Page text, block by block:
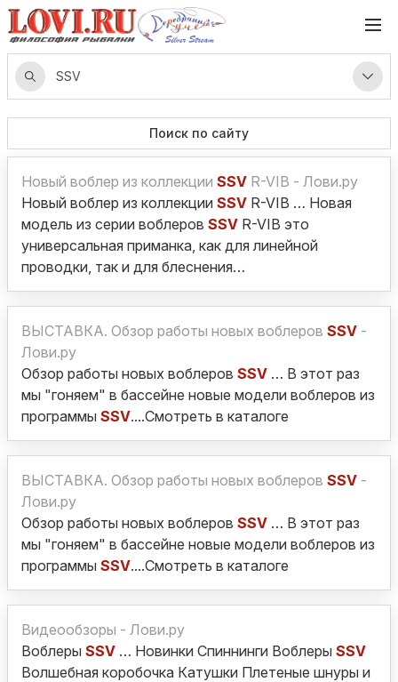
Поиск по сайту
Новый воблер из коллекции SSV R-VIB - Лови.ру
Новый воблер из коллекции SSV R-VIB … Новая
модель из серии воблеров SSV R-VIB это
универсальная приманка, как для линейной
проводки, так и для блеснения…
ВЫСТАВКА. Обзор работы новых воблеров SSV -
Лови.ру
Обзор работы новых воблеров SSV … В этот раз
мы "гоняем" в бассейне новые модели воблеров из
программы SSV....Смотреть в каталоге
ВЫСТАВКА. Обзор работы новых воблеров SSV -
Лови.ру
Обзор работы новых воблеров SSV … В этот раз
мы "гоняем" в бассейне новые модели воблеров из
программы SSV....Смотреть в каталоге
Видеообзоры - Лови.ру
Воблеры SSV … Новинки Спиннинги Воблеры SSV
Волшебная коробочка Катушки Плетеные шнуры и